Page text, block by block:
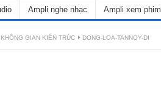
Ampli nghe nhạc Ampli xem phim
GIAN KIẾN TRÚC DONG-LOA-TANNOY-DI